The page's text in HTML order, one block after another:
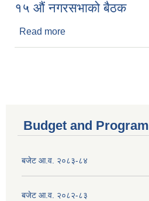
१५ औं नगरसभाको बैठक
Read more
Budget and Program
बजेट आ.व. २०८३-८४
बजेट आ.व. २०८२-८३